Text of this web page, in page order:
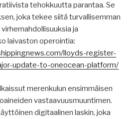
tehokkuutta parantaa. Se
joka tekee siitä turvallisemman
ja
laivaston operointia:
lloyds-register-
update-to-oneocean-platform/
merenkulun ensimmäisen
vastaavuusmuuntimen.
digitaalinen laskin, joka